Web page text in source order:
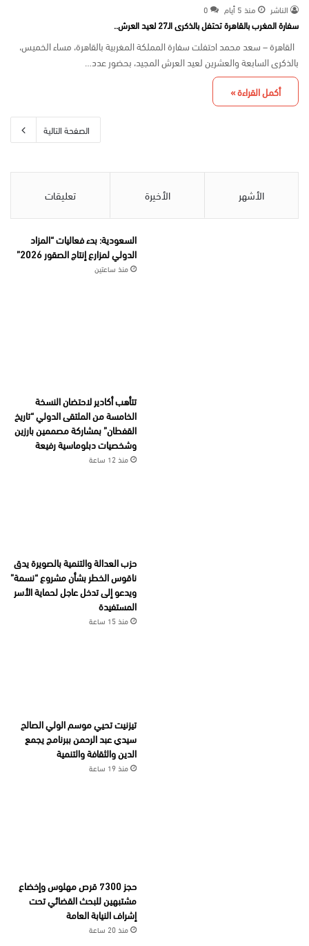
الناشر منذ 5 أيام 0
سفارة المغرب بالقاهرة تحتفل بالذكرى الـ27 لعيد العرش..
القاهرة – سعد محمد احتفلت سفارة المملكة المغربية بالقاهرة، مساء الخميس،
بالذكرى السابعة والعشرين لعيد العرش المجيد، بحضور عدد…
أكمل القراءة »
الصفحة التالية
الأشهر الأخيرة تعليقات
السعودية: بدء فعاليات “المزاد
الدولي لمزارع إنتاج الصقور 2026”
منذ ساعتين
تتأهب أكادير لاحتضان النسخة
الخامسة من الملتقى الدولي “تاريخ
القفطان” بمشاركة مصممين بارزين
وشخصيات دبلوماسية رفيعة
منذ 12 ساعة
حزب العدالة والتنمية بالصويرة يدق
ناقوس الخطر بشأن مشروع “نسمة”
ويدعو إلى تدخل عاجل لحماية الأسر
المستفيدة
منذ 15 ساعة
تيزنيت تحيي موسم الولي الصالح
سيدي عبد الرحمن ببرنامج يجمع
الدين والثقافة والتنمية
منذ 19 ساعة
حجز 7300 قرص مهلوس وإخضاع
مشتبهين للبحث القضائي تحت
إشراف النيابة العامة
منذ 20 ساعة